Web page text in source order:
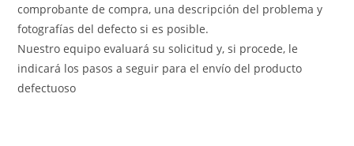
comprobante de compra, una descripción del problema y
fotografías del defecto si es posible.
Nuestro equipo evaluará su solicitud y, si procede, le
indicará los pasos a seguir para el envío del producto
defectuoso